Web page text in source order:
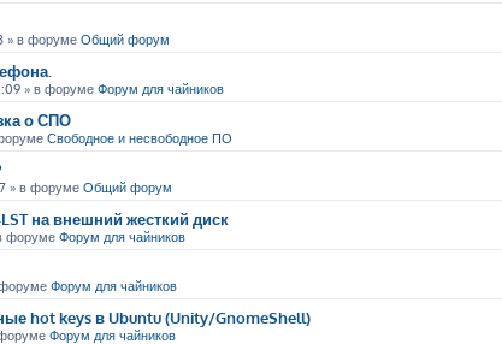
» в форуме Общий форум
» в форуме Форум для чайников
о СПО
Свободное и несвободное ПО
» в форуме Общий форум
на внешний жесткий диск
форуме Форум для чайников
Форум для чайников
hot keys в Ubuntu (Unity/GnomeShell)
Форум для чайников